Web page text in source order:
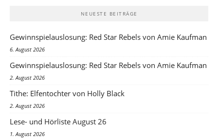
NEUESTE BEITRÄGE
Gewinnspielauslosung: Red Star Rebels von Amie Kaufman
6. August 2026
Gewinnspielauslosung: Red Star Rebels von Amie Kaufman
2. August 2026
Tithe: Elfentochter von Holly Black
2. August 2026
Lese- und Hörliste August 26
1. August 2026